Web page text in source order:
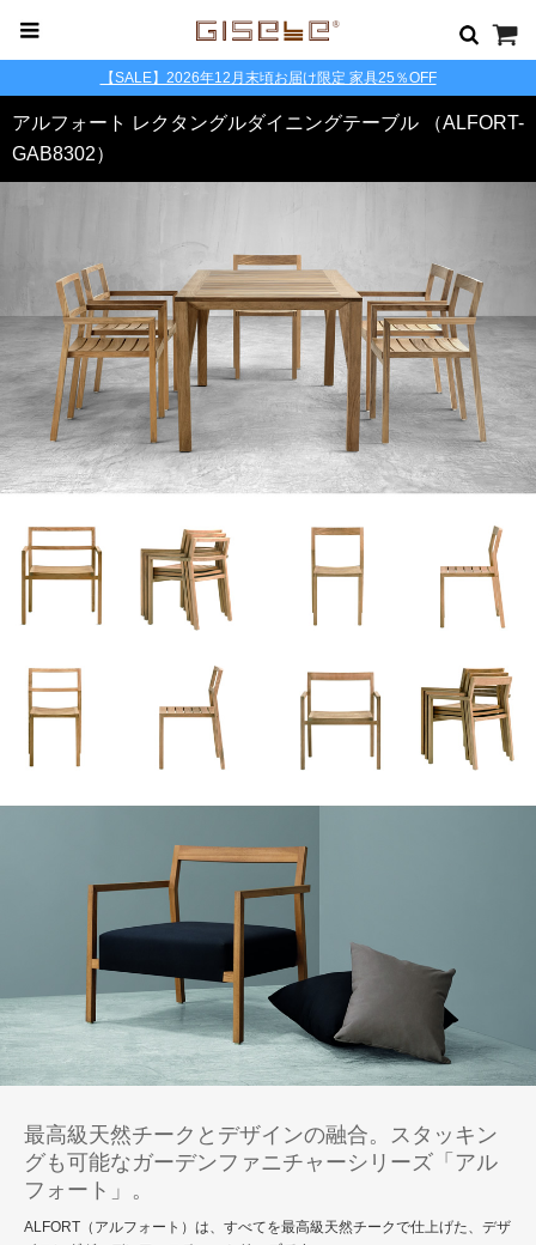
【SALE】2026年12月末頃お届け限定 家具25％OFF
アルフォート レクタングルダイニングテーブル （ALFORT-
GAB8302）
最高級天然チークとデザインの融合。スタッキン
グも可能なガーデンファニチャーシリーズ「アル
フォート」。
ALFORT（アルフォート）は、すべてを最高級天然チークで仕上げた、デザ